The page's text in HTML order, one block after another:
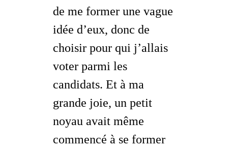
de me former une vague
idée d’eux, donc de
choisir pour qui j’allais
voter parmi les
candidats. Et à ma
grande joie, un petit
noyau avait même
commencé à se former